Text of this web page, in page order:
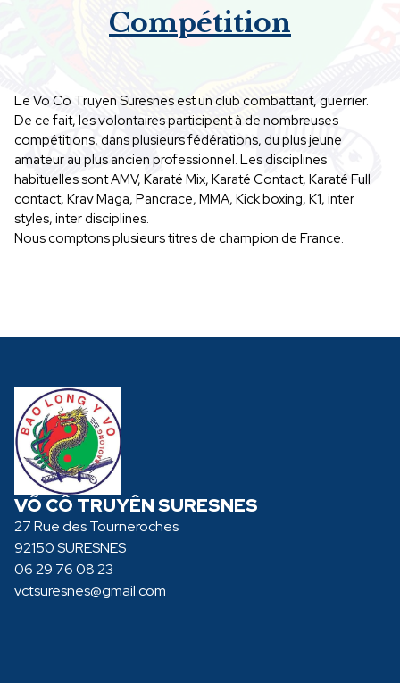
Compétition
Le Vo Co Truyen Suresnes est un club combattant, guerrier.
De ce fait, les volontaires participent à de nombreuses
compétitions, dans plusieurs fédérations, du plus jeune
amateur au plus ancien professionnel. Les disciplines
habituelles sont AMV, Karaté Mix, Karaté Contact, Karaté Full
contact, Krav Maga, Pancrace, MMA, Kick boxing, K1, inter
styles, inter disciplines.
Nous comptons plusieurs titres de champion de France.
VÕ CÔ TRUYÊN SURESNES
27 Rue des Tourneroches
92150 SURESNES
06 29 76 08 23
vctsuresnes@gmail.com